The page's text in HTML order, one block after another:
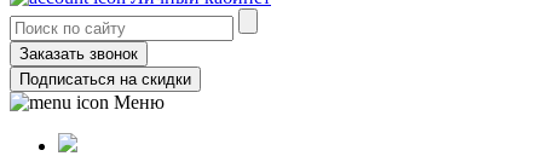
Заказать звонок
Подписаться на скидки
Меню